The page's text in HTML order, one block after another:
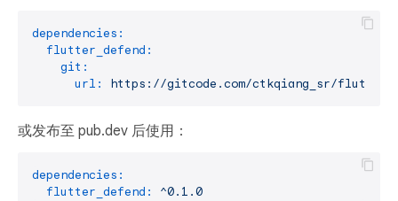
dependencies:
flutter_defend:
git:
url:
https://gitcode.com/ctkqiang_sr/
或发布至 pub.dev 后使用：
dependencies:
flutter_defend:
^0.1.0